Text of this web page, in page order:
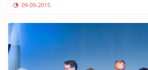
09-09-2015